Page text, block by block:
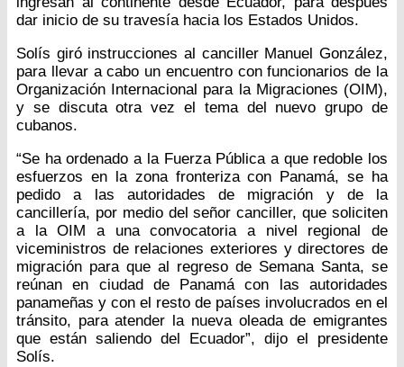
dar inicio de su travesía hacia los Estados Unidos.
Solís giró instrucciones al canciller Manuel González,
para llevar a cabo un encuentro con funcionarios de la
Organización Internacional para la Migraciones (OIM),
y se discuta otra vez el tema del nuevo grupo de
cubanos.
“Se ha ordenado a la Fuerza Pública a que redoble los
esfuerzos en la zona fronteriza con Panamá, se ha
pedido a las autoridades de migración y de la
cancillería, por medio del señor canciller, que soliciten
a la OIM a una convocatoria a nivel regional de
viceministros de relaciones exteriores y directores de
migración para que al regreso de Semana Santa, se
reúnan en ciudad de Panamá con las autoridades
panameñas y con el resto de países involucrados en el
tránsito, para atender la nueva oleada de emigrantes
que están saliendo del Ecuador”, dijo el presidente
Solís.